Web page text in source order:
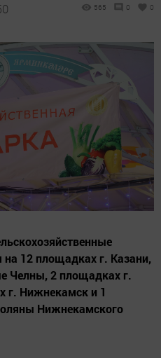
565 0 0
на 12 площадках г. Казани,
Челны, 2 площадках г.
г. Нижнекамск и 1
Нижнекамского